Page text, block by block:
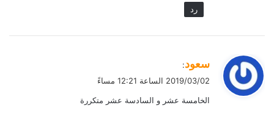
رد
ي
ق
ل
سعود:
2019/03/02 الساعة 12:21 مساءً
الخامسة عشر و السادسة عشر متكررة